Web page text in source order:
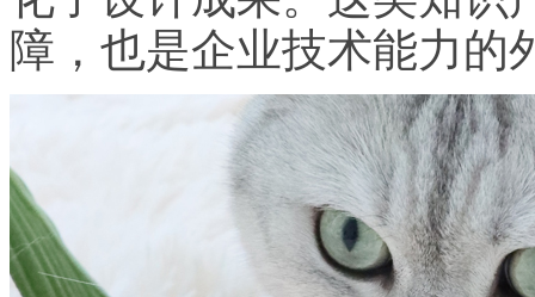
障，也是企业技术能力的